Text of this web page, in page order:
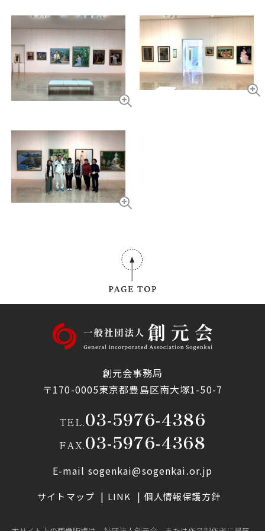
創元会事務局
〒170-0005東京都豊島区南大塚1-50-7
TEL.03-5976-4386
FAX.03-5976-4368
E-mail sogenkai@sogenkai.or.jp
サイトマップ LINK 個人情報保護方針